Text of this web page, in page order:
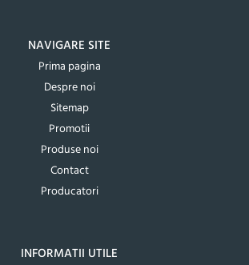
NAVIGARE SITE
Prima pagina
Despre noi
Sitemap
Promotii
Produse noi
Contact
Producatori
INFORMATII UTILE